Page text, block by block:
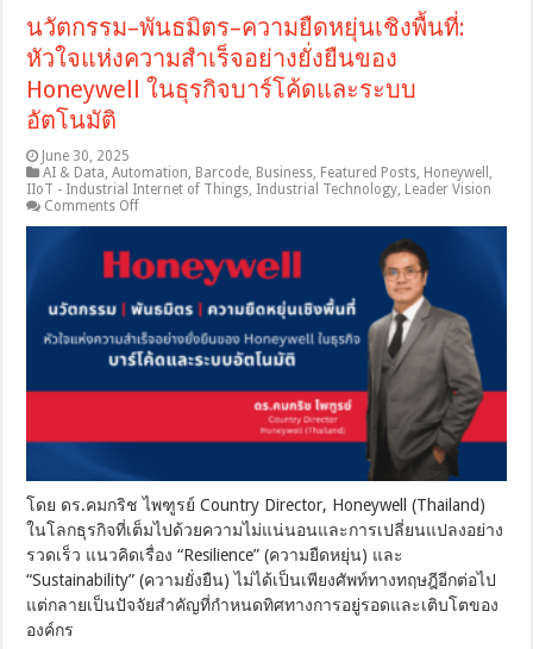
นวัตกรรม–พันธมิตร–ความยืดหยุ่นเชิงพื้นที่:
หัวใจแห่งความสำเร็จอย่างยั่งยืนของ
Honeywell ในธุรกิจบาร์โค้ดและระบบ
อัตโนมัติ
June 30, 2025
AI & Data ,Automation Barcode Business Featured Posts Honeywell
IIoT - Industrial Internet of Things Industrial Technology Leader Vision
Comments Offon
นวัตกรรม–
ความ
เชิง
พื้นที่:
หัวใจ
ของ
Honeywell
ใน
ธุรกิจ
บาร์
โค้ด
โดย ดร.คมกริช ไพฑูรย์ Country Director, Honeywell (Thailand)
ในโลกธุรกิจที่เต็มไปด้วยความไม่แน่นอนและการเปลี่ยนแปลงอย่าง
รวดเร็ว แนวคิดเรื่อง “Resilience” (ความยืดหยุ่น) และ
“Sustainability” (ความยั่งยืน) ไม่ได้เป็นเพียงศัพท์ทางทฤษฎีอีกต่อไป
แต่กลายเป็นปัจจัยสำคัญที่กำหนดทิศทางการอยู่รอดและเติบโตของ
องค์กร